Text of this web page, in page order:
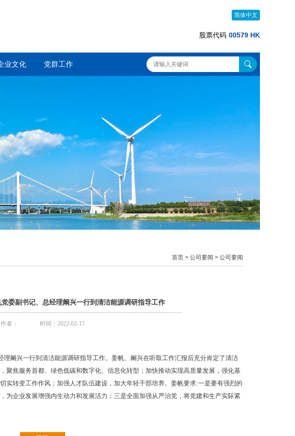
简体中文
股票代码 00579 HK
业文化 党群工作
首页 > 公司要闻 > 公司要闻
委副书记、总经理阚兴一行到清洁能源调研指导工作
作者： 时间：2022-02-17
阚兴一行到清洁能源调研指导工作。姜帆、阚兴在听取工作汇报后充分肯定了清洁
聚焦服务首都、绿色低碳和数字化、信息化转型；加快推动实现高质量发展，强化基
实转变工作作风；加强人才队伍建设，加大年轻干部培养。姜帆要求:一是要有强烈的
为企业发展增强内生动力和发展活力；三是全面加强从严治党，将党建和生产实际紧